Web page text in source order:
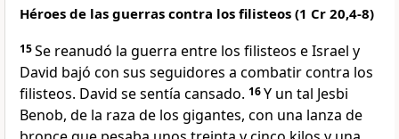
Héroes de las guerras contra los filisteos (1 Cr 20,4-8)
15Se reanudó la guerra entre los filisteos e Israel y
David bajó con sus seguidores a combatir contra los
filisteos. David se sentía cansado. 16Y un tal Jesbi
Benob, de la raza de los gigantes, con una lanza de